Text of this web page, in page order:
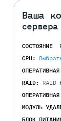
Ваша
СОСТОЯНИЕ
CPU:
RAID:
RAID
МОДУЛЬ
БЛОК